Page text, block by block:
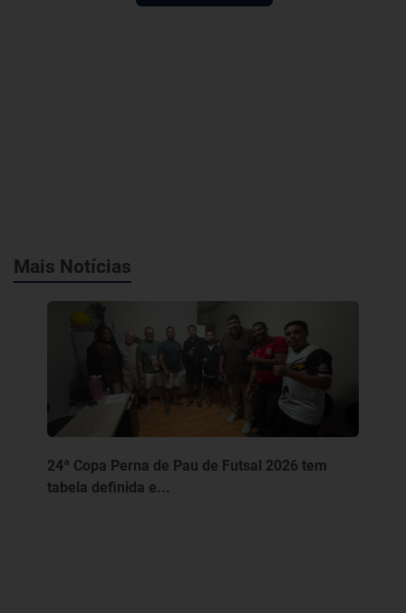
Mais Notícias
24ª Copa Perna de Pau de Futsal 2026 tem
tabela definida e...